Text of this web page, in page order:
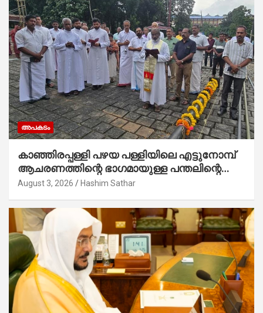
അപകടം
കാഞ്ഞിരപ്പള്ളി പഴയ പള്ളിയിലെ എട്ടുനോമ്പ്
ആചരണത്തിന്റെ ഭാഗമായുള്ള പന്തലിന്റെ
കാൽനാട്ട് കർമ്മം ആർച്ച് പ്രീസ്റ്റ് വെരി.
August 3, 2026 Hashim Sathar